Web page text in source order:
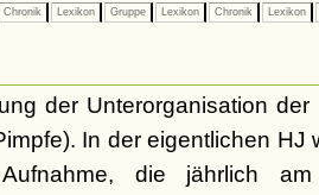
Chronik Lexikon Gruppe Lexikon Chronik Lexikon
der Unterorganisation
In der eigentlichen HJ
die jährlich